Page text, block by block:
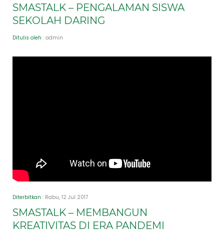
SMASTALK – PENGALAMAN SISWA
SEKOLAH DARING
Ditulis oleh : admin
Diterbitkan : Rabu, 12 Jul 2017
SMASTALK – MEMBANGUN
KREATIVITAS DI ERA PANDEMI